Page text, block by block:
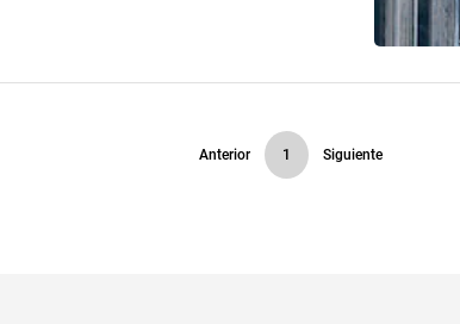
Anterior 1 Siguiente